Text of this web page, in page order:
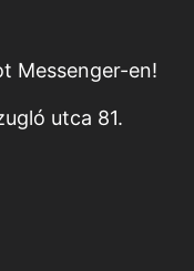
Messenger-en!
utca 81.